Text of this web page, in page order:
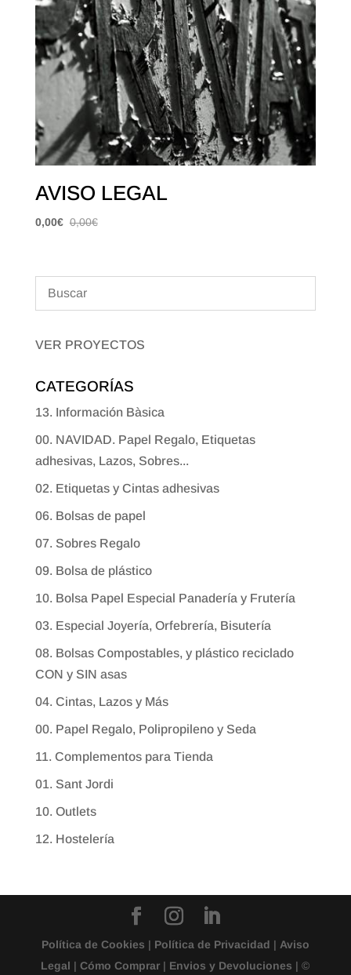
AVISO LEGAL
0,00€ 0,00€
VER PROYECTOS
CATEGORÍAS
13. Información Bàsica
00. NAVIDAD. Papel Regalo, Etiquetas
adhesivas, Lazos, Sobres...
02. Etiquetas y Cintas adhesivas
06. Bolsas de papel
07. Sobres Regalo
09. Bolsa de plástico
10. Bolsa Papel Especial Panadería y Frutería
03. Especial Joyería, Orfebrería, Bisutería
08. Bolsas Compostables, y plástico reciclado
CON y SIN asas
04. Cintas, Lazos y Más
00. Papel Regalo, Polipropileno y Seda
11. Complementos para Tienda
01. Sant Jordi
10. Outlets
12. Hostelería
Política de Cookies | Política de Privacidad | Aviso
Legal |Cómo Comprar | Envios y Devoluciones | ©